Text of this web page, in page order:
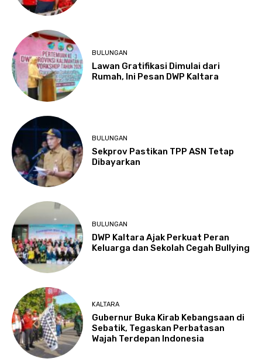
BULUNGAN
Lawan Gratifikasi Dimulai dari
Rumah, Ini Pesan DWP Kaltara
BULUNGAN
Sekprov Pastikan TPP ASN Tetap
Dibayarkan
BULUNGAN
DWP Kaltara Ajak Perkuat Peran
Keluarga dan Sekolah Cegah Bullying
KALTARA
Gubernur Buka Kirab Kebangsaan di
Sebatik, Tegaskan Perbatasan
Wajah Terdepan Indonesia